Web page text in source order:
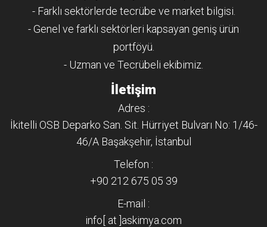
- Farklı sektörlerde tecrübe ve market bilgisi.
- Genel ve farklı sektörleri kapsayan geniş ürün
portföyü.
- Uzman ve Tecrübeli ekibimiz.
İletişim
Adres :
İkitelli OSB Deparko San. Sit. Hürriyet Bulvarı No: 1/46-
46/A Başakşehir, İstanbul
Telefon :
+90 212 675 05 39
E-mail :
info[ at ]askimya.com